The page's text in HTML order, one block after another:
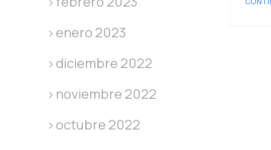
enero 2023
diciembre 2022
noviembre 2022
octubre 2022